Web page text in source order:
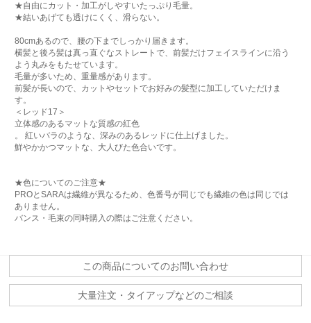
★自由にカット・加工がしやすいたっぷり毛量。
★結いあげても透けにくく、滑らない。
80cmあるので、腰の下までしっかり届きます。
横髪と後ろ髪は真っ直ぐなストレートで、前髪だけフェイスラインに沿う
よう丸みをもたせています。
毛量が多いため、重量感があります。
前髪が長いので、カットやセットでお好みの髪型に加工していただけま
す。
＜レッド17＞
立体感のあるマットな質感の紅色
。 紅いバラのような、深みのあるレッドに仕上げました。
鮮やかかつマットな、大人びた色合いです。
★色についてのご注意★
PROとSARAは繊維が異なるため、色番号が同じでも繊維の色は同じでは
ありません。
バンス・毛束の同時購入の際はご注意ください。
この商品についてのお問い合わせ
大量注文・タイアップなどのご相談